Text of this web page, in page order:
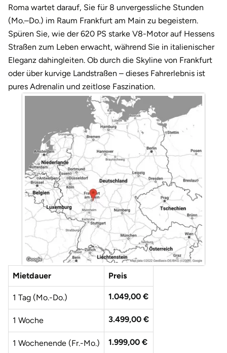
Roma wartet darauf, Sie für 8 unvergessliche Stunden
(Mo.–Do.) im Raum Frankfurt am Main zu begeistern.
Spüren Sie, wie der 620 PS starke V8-Motor auf Hessens
Straßen zum Leben erwacht, während Sie in italienischer
Eleganz dahingleiten. Ob durch die Skyline von Frankfurt
oder über kurvige Landstraßen – dieses Fahrerlebnis ist
pures Adrenalin und zeitlose Faszination.
Mietdauer Preis
1 Tag (Mo.-Do.) 1.049,00 €
1 Woche 3.499,00 €
1 Wochenende (Fr.-Mo.) 1.999,00 €
Darmstadt
Deggendorf
Dessau
Dorsten
Dortmund
Dresden
Düsseldorf
Erlangen
Essen
Weimar
sächsische Schweiz